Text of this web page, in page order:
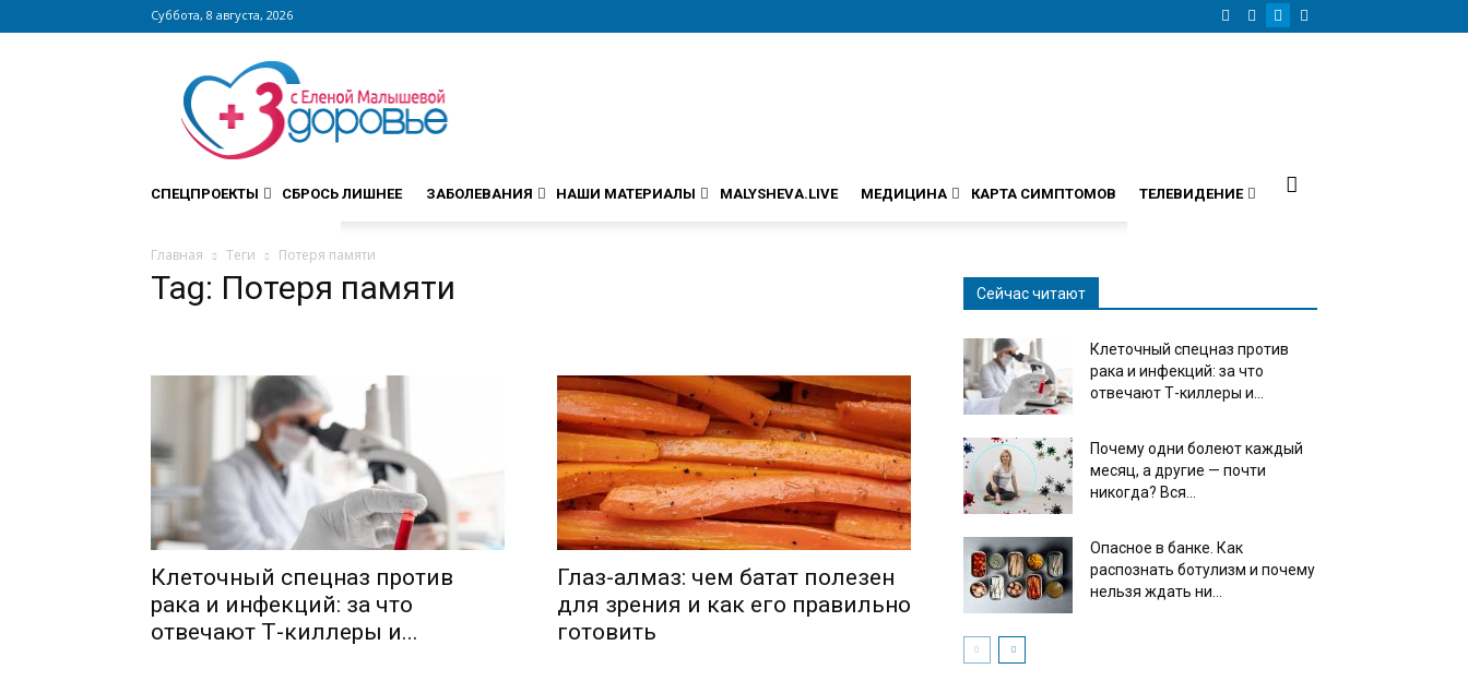
Суббота, 8 августа, 2026
Сайт
zdorovieinfo.ru
крупнейший
медицинский
интернет-
СПЕЦПРОЕКТЫ СБРОСЬ ЛИШНЕЕ ЗАБОЛЕВАНИЯ НАШИ МАТЕРИАЛЫ MALYSHEVA.LIVE МЕДИЦИНА КАРТА СИМПТОМОВ ТЕЛЕВИДЕНИЕ
Главная Теги Потеря памяти
Tag: Потеря памяти
Клеточный спецназ против
рака и инфекций: за что
отвечают Т-киллеры и...
Глаз-алмаз: чем батат полезен
для зрения и как его правильно
готовить
Сейчас читают
Клеточный спецназ против
рака и инфекций: за что
отвечают Т-киллеры и...
Почему одни болеют каждый
месяц, а другие — почти
никогда? Вся...
Опасное в банке. Как
распознать ботулизм и почему
нельзя ждать ни...